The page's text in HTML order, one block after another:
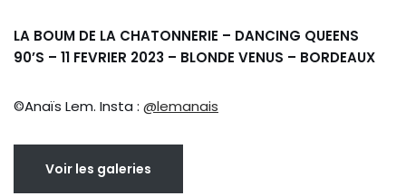
LA BOUM DE LA CHATONNERIE – DANCING QUEENS
90’S – 11 FEVRIER 2023 – BLONDE VENUS – BORDEAUX
©Anaïs Lem. Insta : @lemanais
Voir les galeries